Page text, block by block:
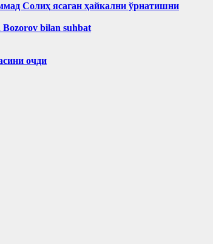
Солиҳ яcаган ҳайкални ўрнатишни
Bozorov bilan suhbat
очди